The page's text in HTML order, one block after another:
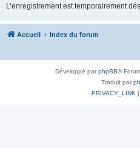
L’enregistrement est temporairement
Accueil Index du forum
Développé parphpBB®
Traduit par
PRIVACY_LINK |